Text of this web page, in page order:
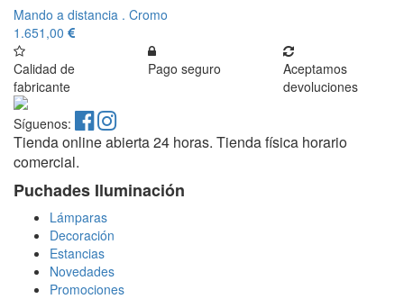
Mando a distancia . Cromo
1.651,00
Calidad de
fabricante
Pago seguro
Aceptamos
devoluciones
Síguenos:
Tienda online abierta 24 horas. Tienda física horario
comercial.
Puchades Iluminación
Lámparas
Decoración
Estancias
Novedades
Promociones